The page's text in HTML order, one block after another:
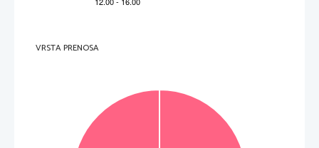
VRSTA PRENOSA